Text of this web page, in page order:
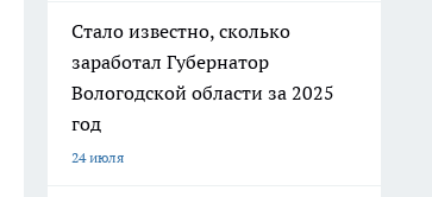
Стало известно, сколько
заработал Губернатор
Вологодской области за 2025
год
24 июля